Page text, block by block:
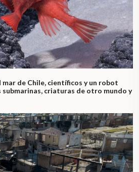
mar de Chile, científicos y un robot
criaturas de otro mundo y